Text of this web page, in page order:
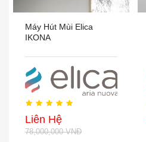
Máy Hút Mùi Elica
IKONA
Liên Hệ
78,000,000 VNĐ